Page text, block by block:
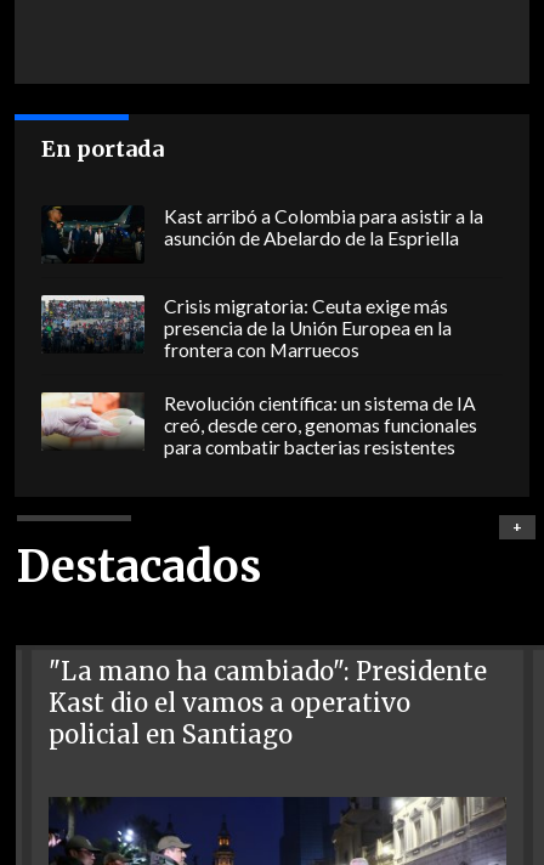
En portada
Kast arribó a Colombia para asistir a la
asunción de Abelardo de la Espriella
Crisis migratoria: Ceuta exige más
presencia de la Unión Europea en la
frontera con Marruecos
Revolución científica: un sistema de IA
creó, desde cero, genomas funcionales
para combatir bacterias resistentes
Destacados
+
"La mano ha cambiado": Presidente
Kast dio el vamos a operativo
policial en Santiago